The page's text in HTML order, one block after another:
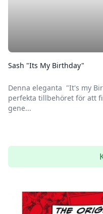
Sash "Its My Birthday"
Denna eleganta "It's my
perfekta tillbehöret för att
gene...